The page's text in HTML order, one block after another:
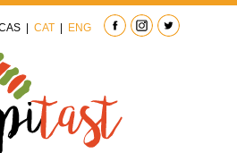
CAT ENG